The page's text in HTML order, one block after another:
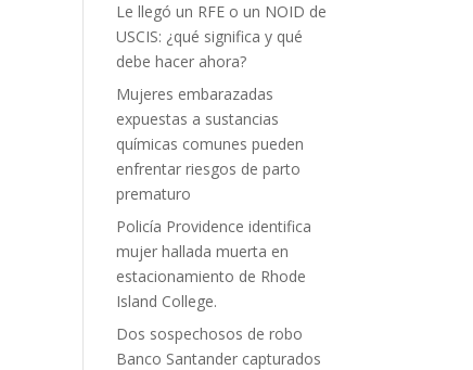
Le llegó un RFE o un NOID de
USCIS: ¿qué significa y qué
debe hacer ahora?
Mujeres embarazadas
expuestas a sustancias
químicas comunes pueden
enfrentar riesgos de parto
prematuro
Policía Providence identifica
mujer hallada muerta en
estacionamiento de Rhode
Island College.
Dos sospechosos de robo
Banco Santander capturados